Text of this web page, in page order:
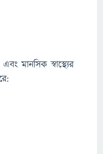
মানসিক স্বাস্থ্যের